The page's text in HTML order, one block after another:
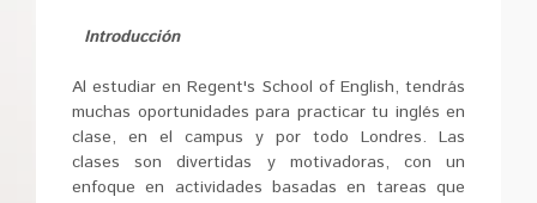
Introducción
Al estudiar en Regent's School of English, tendrás
muchas oportunidades para practicar tu inglés en
clase, en el campus y por todo Londres. Las
clases son divertidas y motivadoras, con un
enfoque en actividades basadas en tareas que